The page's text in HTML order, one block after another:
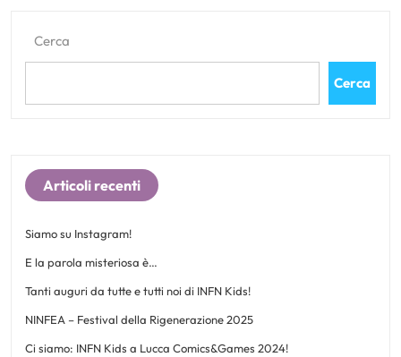
Cerca
Cerca
Articoli recenti
Siamo su Instagram!
E la parola misteriosa è…
Tanti auguri da tutte e tutti noi di INFN Kids!
NINFEA – Festival della Rigenerazione 2025
Ci siamo: INFN Kids a Lucca Comics&Games 2024!